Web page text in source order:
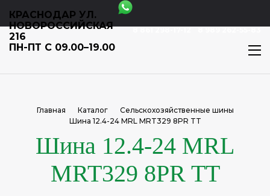
КРАСНОДАР УЛ.
НОВОРОССИЙСКАЯ
216
ПН-ПТ С 09.00–19.00
8 861 298-17-12 8 989 262-55-83
Главная Каталог
Сельскохозяйственные шины
Шина 12.4-24 MRL MRT329 8PR TT
Шина 12.4-24 MRL
MRT329 8PR TT